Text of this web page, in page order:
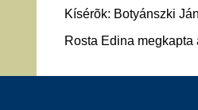
Kísérõk: Botyánszki
Rosta Edina